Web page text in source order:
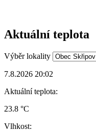
Aktuální teplota
Výběr lokality
7.8.2026 20:02
Aktuální teplota:
23.8 °C
Vlhkost: